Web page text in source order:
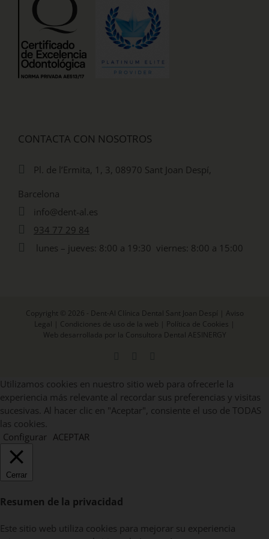
CONTACTA CON NOSOTROS
Pl. de l’Ermita, 1, 3, 08970 Sant Joan Despí,
Barcelona
info@dent-al.es
934 77 29 84
lunes – jueves: 8:00 a 19:30 viernes: 8:00 a 15:00
Copyright © 2026 - Dent-Al Clínica Dental Sant Joan Despí | Aviso
Legal
Condiciones de uso de la web Política de Cookies
Web desarrollada por la Consultora Dental AESINERGY
Utilizamos cookies en nuestro sitio web para ofrecerle la
experiencia más relevante al recordar sus preferencias y visitas
sucesivas. Al hacer clic en "Aceptar", consiente el uso de TODAS
las cookies.
Configurar ACEPTAR
Cerrar
Resumen de la privacidad
Este sitio web utiliza cookies para mejorar su experiencia